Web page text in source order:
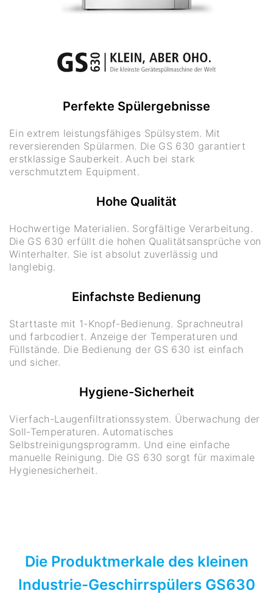
Perfekte Spülergebnisse
Ein extrem leistungsfähiges Spülsystem. Mit
reversierenden Spülarmen. Die GS 630 garantiert
erstklassige Sauberkeit. Auch bei stark
verschmutztem Equipment.
Hohe Qualität
Hochwertige Materialien. Sorgfältige Verarbeitung.
Die GS 630 erfüllt die hohen Qualitätsansprüche von
Winterhalter. Sie ist absolut zuverlässig und
langlebig.
Einfachste Bedienung
Starttaste mit 1-Knopf-Bedienung. Sprachneutral
und farbcodiert. Anzeige der Temperaturen und
Füllstände. Die Bedienung der GS 630 ist einfach
und sicher.
Hygiene-Sicherheit
Vierfach-Laugenfiltrationssystem. Überwachung der
Soll-Temperaturen. Automatisches
Selbstreinigungsprogramm. Und eine einfache
manuelle Reinigung. Die GS 630 sorgt für maximale
Hygienesicherheit.
Die Produktmerkale des kleinen
Industrie-Geschirrspülers GS630